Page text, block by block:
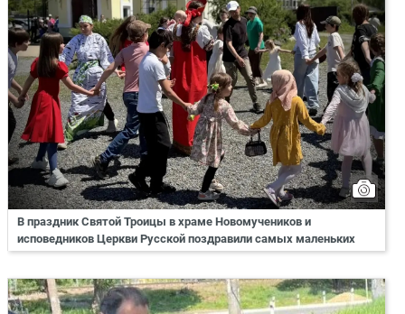
В праздник Святой Троицы в храме Новомучеников и
исповедников Церкви Русской поздравили самых маленьких